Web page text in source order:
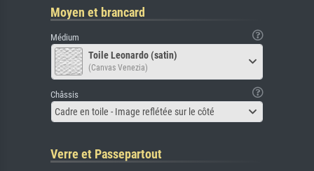
Moyen et brancard
Médium
Toile Leonardo (satin)
(Canvas Venezia)
Châssis
Cadre en toile - Image reflétée sur le côté
Verre et Passepartout